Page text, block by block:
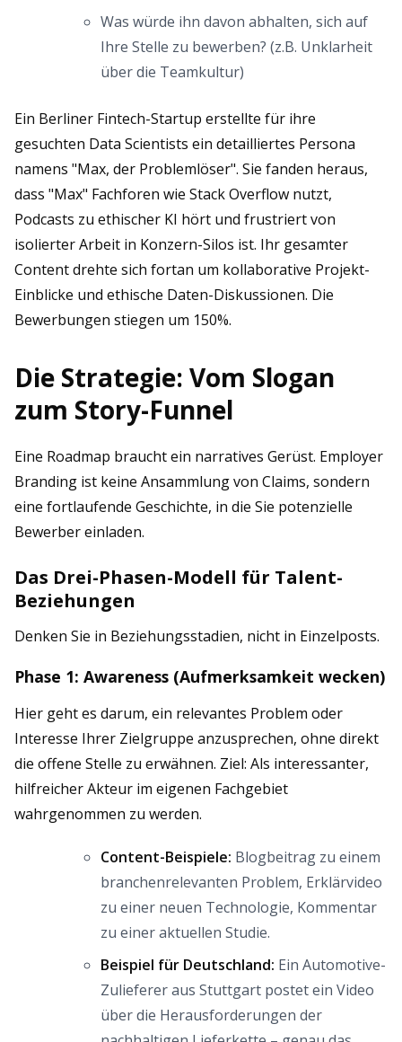
Was würde ihn davon abhalten, sich auf
Ihre Stelle zu bewerben? (z.B. Unklarheit
über die Teamkultur)
Ein Berliner Fintech-Startup erstellte für ihre
gesuchten Data Scientists ein detailliertes Persona
namens "Max, der Problemlöser". Sie fanden heraus,
dass "Max" Fachforen wie Stack Overflow nutzt,
Podcasts zu ethischer KI hört und frustriert von
isolierter Arbeit in Konzern-Silos ist. Ihr gesamter
Content drehte sich fortan um kollaborative Projekt-
Einblicke und ethische Daten-Diskussionen. Die
Bewerbungen stiegen um 150%.
Die Strategie: Vom Slogan
zum Story-Funnel
Eine Roadmap braucht ein narratives Gerüst. Employer
Branding ist keine Ansammlung von Claims, sondern
eine fortlaufende Geschichte, in die Sie potenzielle
Bewerber einladen.
Das Drei-Phasen-Modell für Talent-
Beziehungen
Denken Sie in Beziehungsstadien, nicht in Einzelposts.
Phase 1: Awareness (Aufmerksamkeit wecken)
Hier geht es darum, ein relevantes Problem oder
Interesse Ihrer Zielgruppe anzusprechen, ohne direkt
die offene Stelle zu erwähnen. Ziel: Als interessanter,
hilfreicher Akteur im eigenen Fachgebiet
wahrgenommen zu werden.
Content-Beispiele: Blogbeitrag zu einem
branchenrelevanten Problem, Erklärvideo
zu einer neuen Technologie, Kommentar
zu einer aktuellen Studie.
Beispiel für Deutschland: Ein Automotive-
Zulieferer aus Stuttgart postet ein Video
über die Herausforderungen der